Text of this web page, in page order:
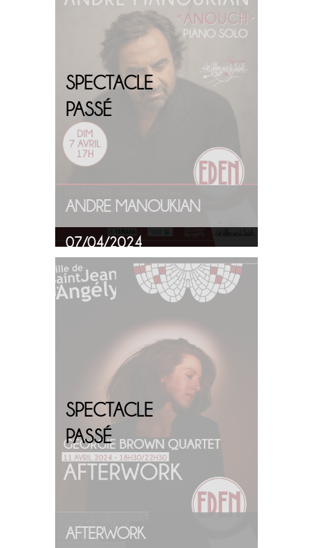
PLUS
D'INFOS
SPECTACLE
PASSÉ
ANDRE MANOUKIAN
07/04/2024
D'INFOS
SPECTACLE
PASSÉ
AFTERWORK